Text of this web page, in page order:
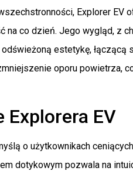
Explorer EV
na co dzień. Jego wygląd, z
estetykę, łączącą
oporu powietrza,
EV
o użytkownikach
dotykowym pozwala na